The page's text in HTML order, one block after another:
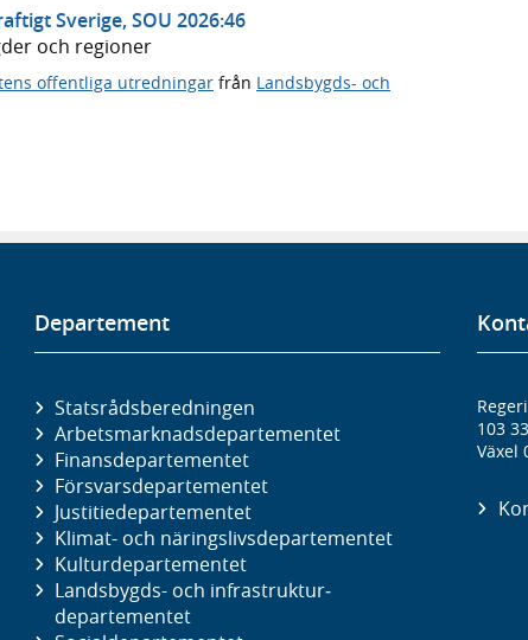
Sverige, SOU 2026:46
och regioner
offentliga utredningar från Landsbygds- och
Departement
Statsrådsberedningen
Arbetsmarknads­departementet
Finans­departementet
Försvars­departementet
Justitie­departementet
Klimat- och näringslivs­departementet
Kultur­departementet
Landsbygds- och infrastruktur­
departementet
103
Växel